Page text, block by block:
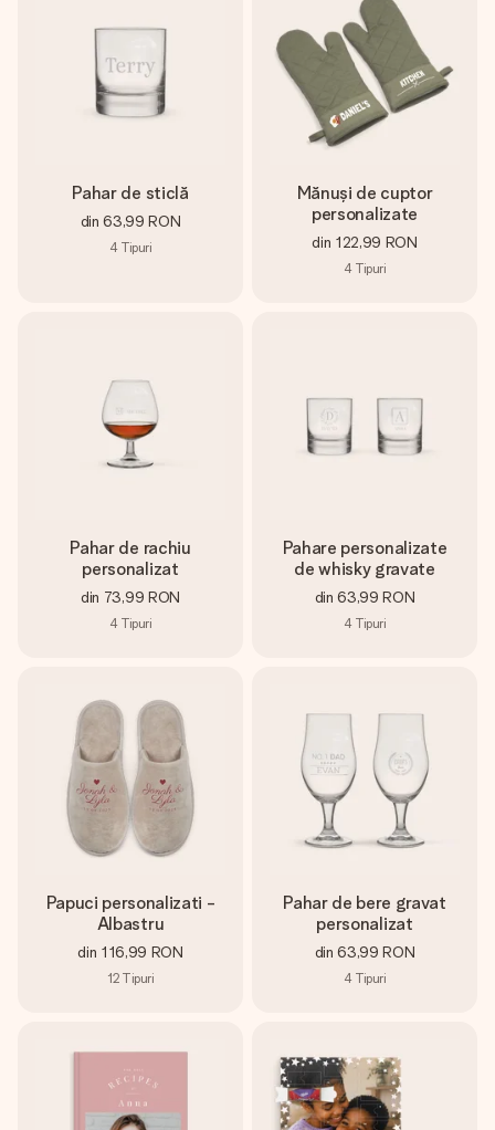
Pahar de sticlă
din 63,99 RON
4 Tipuri
Mănuși de cuptor
personalizate
din 122,99 RON
4 Tipuri
Pahar de rachiu
personalizat
din 73,99 RON
4 Tipuri
Pahare personalizate
de whisky gravate
din 63,99 RON
4 Tipuri
Papuci personalizati -
Albastru
din 116,99 RON
12 Tipuri
Pahar de bere gravat
personalizat
din 63,99 RON
4 Tipuri